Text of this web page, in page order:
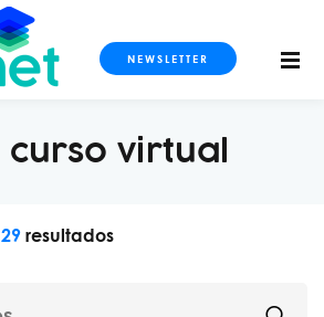
NEWSLETTER
curso virtual
29 resultados